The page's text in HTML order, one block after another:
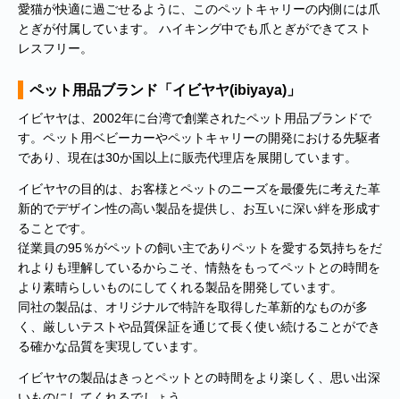
愛猫が快適に過ごせるように、このペットキャリーの内側には爪
とぎが付属しています。 ハイキング中でも爪とぎができてスト
レスフリー。
ペット用品ブランド「イビヤヤ(ibiyaya)」
イビヤヤは、2002年に台湾で創業されたペット用品ブランドで
す。ペット用ベビーカーやペットキャリーの開発における先駆者
であり、現在は30か国以上に販売代理店を展開しています。
イビヤヤの目的は、お客様とペットのニーズを最優先に考えた革
新的でデザイン性の高い製品を提供し、お互いに深い絆を形成す
ることです。
従業員の95％がペットの飼い主でありペットを愛する気持ちをだ
れよりも理解しているからこそ、情熱をもってペットとの時間を
より素晴らしいものにしてくれる製品を開発しています。
同社の製品は、オリジナルで特許を取得した革新的なものが多
く、厳しいテストや品質保証を通じて長く使い続けることができ
る確かな品質を実現しています。
イビヤヤの製品はきっとペットとの時間をより楽しく、思い出深